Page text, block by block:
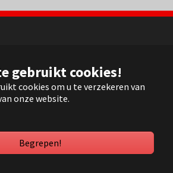
gebruikt cookies!
cookies om u te verzekeren van
onze website.
Begrepen!